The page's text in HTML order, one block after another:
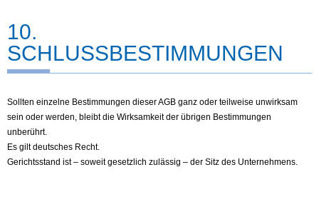
10.
SCHLUSSBESTIMMUNGEN
Sollten einzelne Bestimmungen dieser AGB ganz oder teilweise unwirksam
sein oder werden, bleibt die Wirksamkeit der übrigen Bestimmungen
unberührt.
Es gilt deutsches Recht.
Gerichtsstand ist – soweit gesetzlich zulässig – der Sitz des Unternehmens.